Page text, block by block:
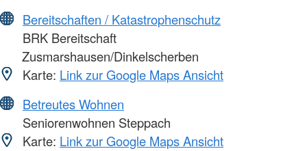
Bereitschaften / Katastrophenschutz
BRK Bereitschaft
Zusmarshausen/Dinkelscherben
Karte: Link zur Google Maps Ansicht
Betreutes Wohnen
Seniorenwohnen Steppach
Karte: Link zur Google Maps Ansicht